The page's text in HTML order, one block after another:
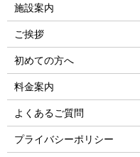
施設案内
ご挨拶
初めての方へ
料金案内
よくあるご質問
プライバシーポリシー